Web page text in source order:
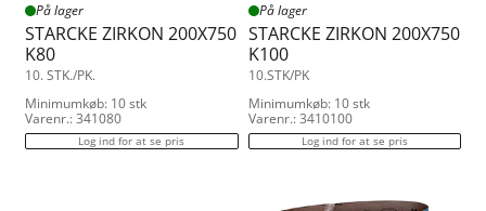
På lager
STARCKE ZIRKON 200X750
K80
10. STK./PK.
Minimumkøb: 10 stk
Varenr.: 341080
Log ind for at se pris
På lager
STARCKE ZIRKON 200X750
K100
10.STK/PK
Minimumkøb: 10 stk
Varenr.: 3410100
Log ind for at se pris